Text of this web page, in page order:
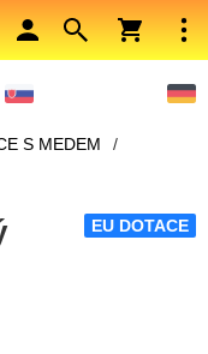
S MEDEM
/
EU DOTACE